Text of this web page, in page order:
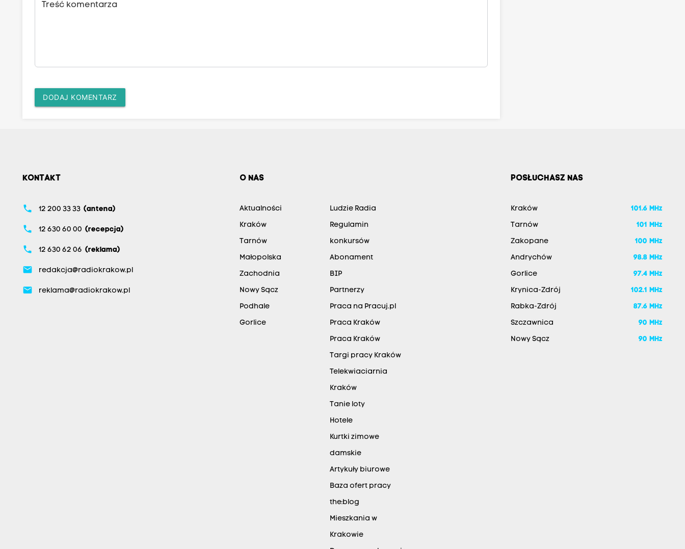
Treść komentarza
DODAJ KOMENTARZ
KONTAKT
phone 12 200 33 33 (antena)
phone 12 630 60 00 (recepcja)
phone 12 630 62 06 (reklama)
email redakcja@radiokrakow.pl
email reklama@radiokrakow.pl
O NAS
Aktualności
Kraków
Tarnów
Małopolska
Zachodnia
Nowy Sącz
Podhale
Gorlice
Ludzie Radia
Regulamin
konkursów
Abonament
BIP
Partnerzy
Praca na Pracuj.pl
Praca Kraków
Praca Kraków
Targi pracy Kraków
Telekwiaciarnia
Kraków
Tanie loty
Hotele
Kurtki zimowe
damskie
Artykuły biurowe
Baza ofert pracy
the:blog
Mieszkania w
Krakowie
POSŁUCHASZ NAS
Kraków 101.6 MHz
Tarnów 101 MHz
Zakopane 100 MHz
Andrychów 98.8 MHz
Gorlice 97.4 MHz
Krynica-Zdrój 102.1 MHz
Rabka-Zdrój 87.6 MHz
Szczawnica 90 MHz
Nowy Sącz 90 MHz